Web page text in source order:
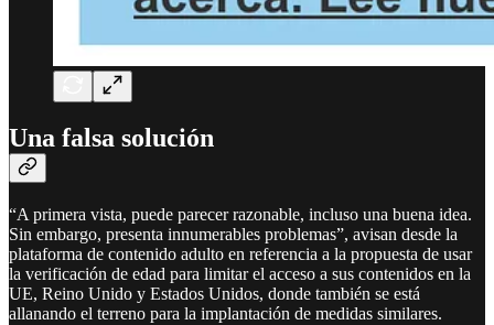
Una falsa solución
“A primera vista, puede parecer razonable, incluso una buena idea.
Sin embargo, presenta innumerables problemas”, avisan desde la
plataforma de contenido adulto en referencia a la propuesta de usar
la verificación de edad para limitar el acceso a sus contenidos en la
UE, Reino Unido y Estados Unidos, donde también se está
allanando el terreno para la implantación de medidas similares.